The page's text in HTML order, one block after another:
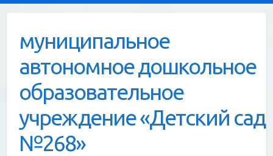
contentмуниципальное
автономное дошкольное
образовательное
учреждение «Детский сад
№268»